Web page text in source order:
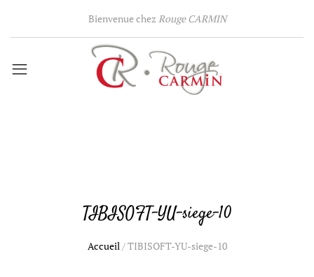
Bienvenue chez Rouge CARMIN
TIBISOFT-YU-siege-10
Accueil/TIBISOFT-YU-siege-10